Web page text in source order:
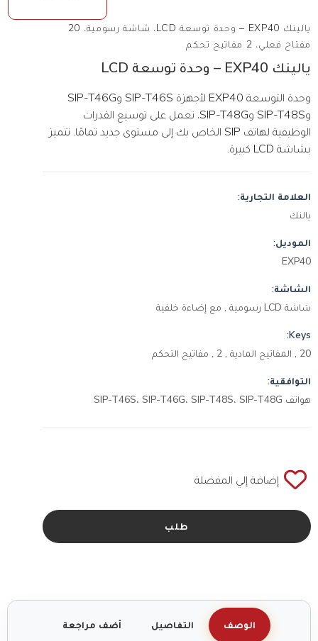
يالينك EXP40 – وحدة توسعة LCD، شاشة رسومية، 20
مفتاح فعلي، 2 مفاتيح تحكم
يالينك EXP40 – وحدة توسعة LCD
وحدة التوسعة EXP40 لأجهزة SIP-T46S وSIP-T46G
وSIP-T48S وSIP-T48G، تعمل على توسيع القدرات
الوظيفية لهاتف SIP الخاص بك إلى مستوى جديد تمامًا. تتميز
بشاشة LCD كبيرة.
العلامة التجارية:
يالنك
الموديل:
EXP40
الشاشة:
شاشة LCD رسومية , مع إضاءة خلفية
Keys:
20 , المفاتيح المادية , 2 , مفاتيح التحكم
التوافقية:
هواتف SIP-T46S، SIP-T46G، SIP-T48S، SIP-T48G
إضافة إلي المفضلة
طلب
الوصف التفاصيل أضف مراجعة